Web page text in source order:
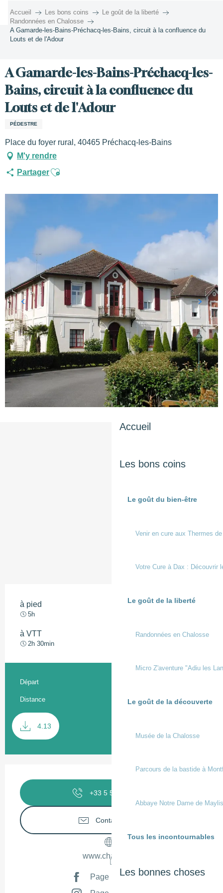
contenu
principal
Accueil
Les bons coins
Le goût du bien-être
Venir en cure aux Thermes
Votre Cure à Dax : Découvrir
Le goût de la liberté
Randonnées en Chalosse
Micro Z'aventure "Adiu les
Le goût de la découverte
Musée de la Chalosse
Parcours de la bastide à
Abbaye Notre Dame de Maylis
Tous les incontournables
Les bonnes choses
Accueil Les bons coins
Le goût de la liberté
Randonnées en Chalosse
A Gamarde-les-Bains-Préchacq-les-Bains, circuit à la confluence du
Louts et de l'Adour
A Gamarde-les-Bains-Préchacq-les-
Bains, circuit à la confluence du
Louts et de l'Adour
PÉDESTRE
Place du foyer rural, 40465 Préchacq-les-Bains
M'y rendre
PartagerAjouter aux favoris
à pied
5h
à VTT
2h 30min
Informations pratiques
Départ
Distance 20.2 km
Documentation
4.13
+33 5 58 98 58
Contactez-nous
www.chalosse.fr
Page Facebook